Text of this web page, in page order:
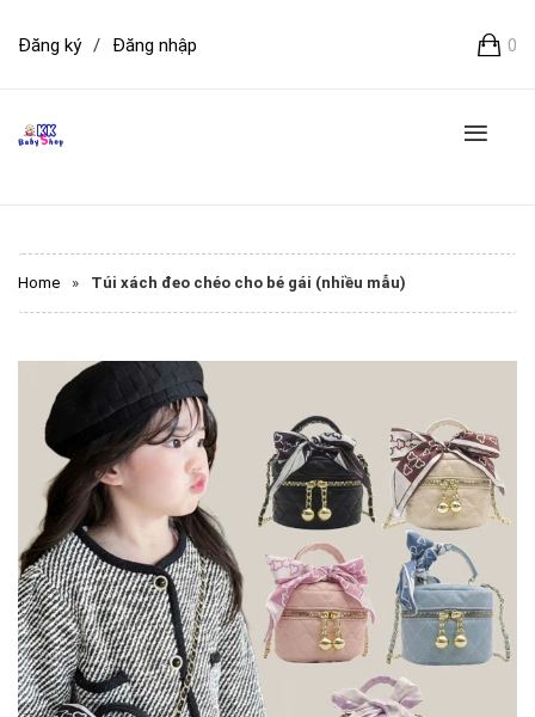
0
Đăng ký / Đăng nhập
Home » Túi xách đeo chéo cho bé gái (nhiều mẫu)